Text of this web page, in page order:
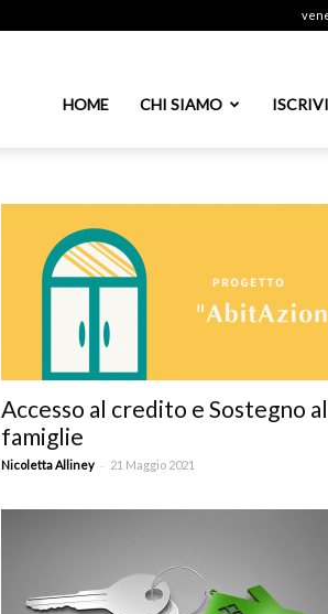
HOME CHI SIAMO
Accesso al credito e Sostegno
famiglie
Nicoletta Alliney - 21 Maggio 2021